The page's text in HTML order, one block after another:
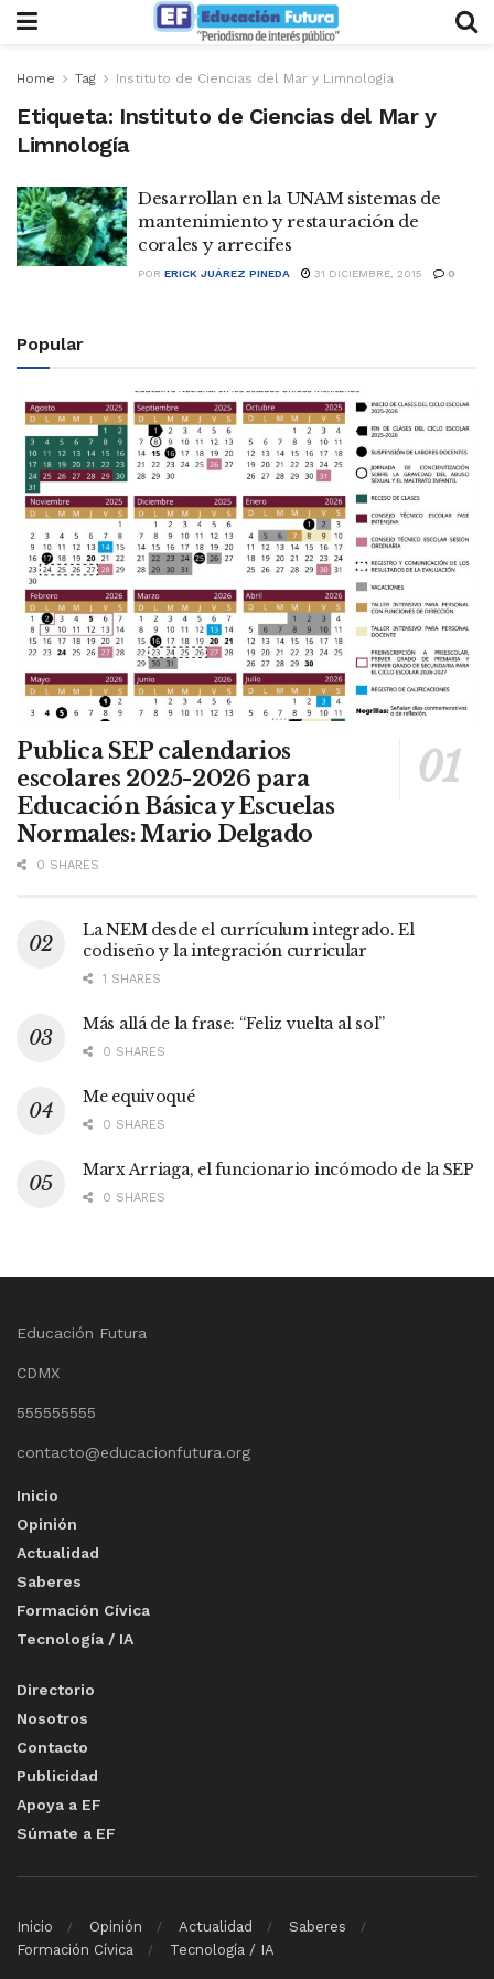
Home Tag Instituto de Ciencias del Mar y Limnología
Etiqueta: Instituto de Ciencias del Mar y
Limnología
Desarrollan en la UNAM sistemas de
mantenimiento y restauración de
corales y arrecifes
POR ERICK JUÁREZ PINEDA 31 DICIEMBRE, 2015 0
Popular
Publica SEP calendarios
escolares 2025-2026 para
Educación Básica y Escuelas
Normales: Mario Delgado
0 SHARES
La NEM desde el currículum integrado. El
codiseño y la integración curricular
1 SHARES
Más allá de la frase: “Feliz vuelta al sol”
0 SHARES
Me equivoqué
0 SHARES
Marx Arriaga, el funcionario incómodo de la SEP
0 SHARES
Educación Futura
CDMX
555555555
contacto@educacionfutura.org
Inicio
Opinión
Actualidad
Saberes
Formación Cívica
Tecnología / IA
Directorio
Nosotros
Contacto
Publicidad
Apoya a EF
Súmate a EF
Inicio Opinión Actualidad
Saberes
Formación Cívica
Tecnología / IA